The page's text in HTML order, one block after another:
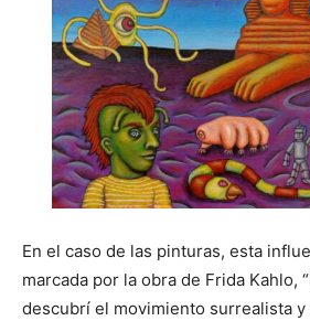
En el caso de las pinturas, esta
marcada por la obra de Frida Kahlo,
descubrí el movimiento surrealista y